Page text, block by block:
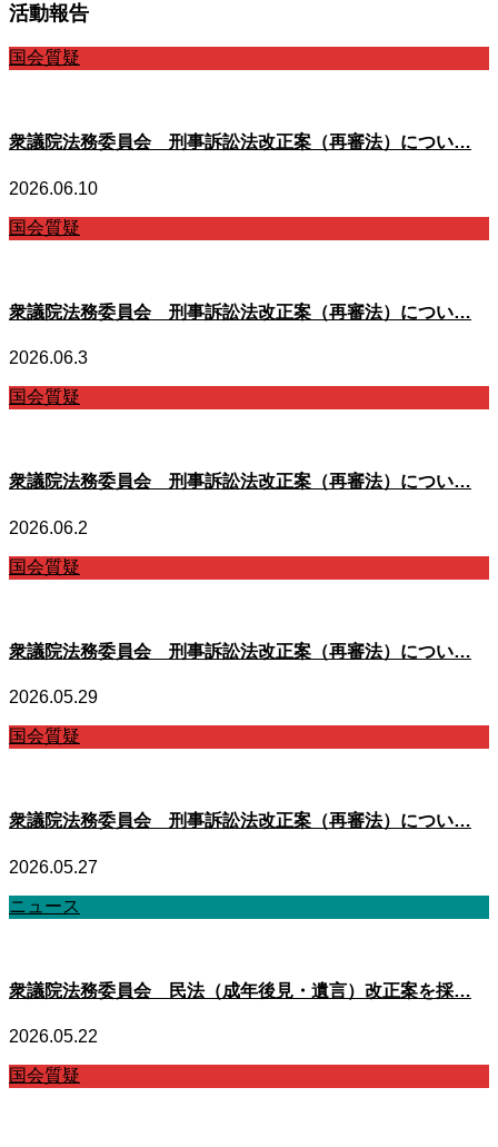
活動報告
国会質疑
衆議院法務委員会 刑事訴訟法改正案（再審法）につい…
2026.06.10
国会質疑
衆議院法務委員会 刑事訴訟法改正案（再審法）につい…
2026.06.3
国会質疑
衆議院法務委員会 刑事訴訟法改正案（再審法）につい…
2026.06.2
国会質疑
衆議院法務委員会 刑事訴訟法改正案（再審法）につい…
2026.05.29
国会質疑
衆議院法務委員会 刑事訴訟法改正案（再審法）につい…
2026.05.27
ニュース
衆議院法務委員会 民法（成年後見・遺言）改正案を採…
2026.05.22
国会質疑